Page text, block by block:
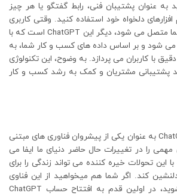
به عنوان پشتیبان فنی، رابط گفتگو یا هر چیز
دلخواه خود استفاده کنید. وقتی کاربری
به وبسایت یا نرم افزار شما متصل می شود، دیگر این ChatGPT است که با
می شود و بر اساس داده های کسب و کار شما، به
با کاربران می پردازد. به وضوح، این تکنولوژی
پشتیبانی مشتریان و کمک به رشد کسب و کار
همانطور که گفتیم، ChatGPT به عنوان یکی از پیشروان فناوری های مبتنی
را در تغییرات حال حاضر دنیای ما ایفا می
این تحولات خیره کننده می تواند زندگی را برای
کند. اگر شما هم میخواهید از این فناوی
خیره کننده بهره مند شوید، در اولین قدم به افتتاح حساب ChatGPT